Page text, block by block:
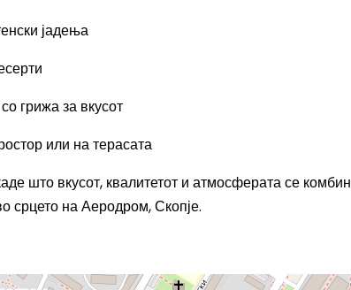
јадења
грижа за вкусот
или на терасата
што вкусот, квалитетот и атмосферата се
срцето на Аеродром, Скопје.